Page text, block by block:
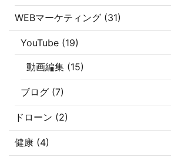
WEBマーケティング (31)
YouTube (19)
動画編集 (15)
ブログ (7)
ドローン (2)
健康 (4)